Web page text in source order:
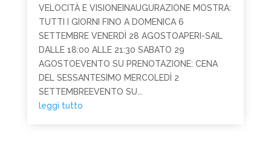
VELOCITÀ E VISIONEINAUGURAZIONE MOSTRA:
TUTTI I GIORNI FINO A DOMENICA 6
SETTEMBRE VENERDÌ 28 AGOSTOAPERI-SAIL
DALLE 18:00 ALLE 21:30 SABATO 29
AGOSTOEVENTO SU PRENOTAZIONE: CENA
DEL SESSANTESIMO MERCOLEDÌ 2
SETTEMBREEVENTO SU...
leggi tutto